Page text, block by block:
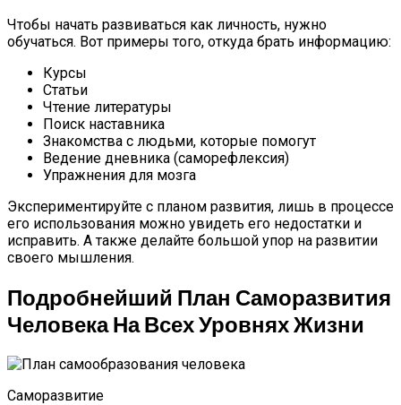
Чтобы начать развиваться как личность, нужно
обучаться. Вот примеры того, откуда брать информацию:
Курсы
Статьи
Чтение литературы
Поиск наставника
Знакомства с людьми, которые помогут
Ведение дневника (саморефлексия)
Упражнения для мозга
Экспериментируйте с планом развития, лишь в процессе
его использования можно увидеть его недостатки и
исправить. А также делайте большой упор на развитии
своего мышления.
Подробнейший План Саморазвития
Человека На Всех Уровнях Жизни
Саморазвитие